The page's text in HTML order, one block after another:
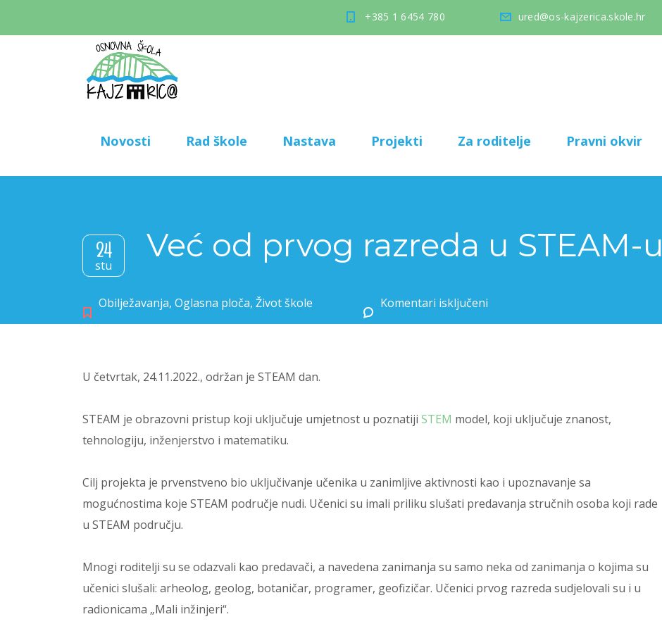
+385 1 6454 780 ured@os-kajzerica.skole.hr
Novosti Rad škole Nastava Projekti Za roditelje Pravni okvir
24
stu
Već od prvog razreda u STEAM-u
Obilježavanja, Oglasna ploča, Život škole Komentari isključeni
U četvrtak, 24.11.2022., održan je STEAM dan.
STEAM je obrazovni pristup koji uključuje umjetnost u poznatiji STEM model, koji uključuje znanost,
tehnologiju, inženjerstvo i matematiku.
Cilj projekta je prvenstveno bio uključivanje učenika u zanimljive aktivnosti kao i upoznavanje sa
mogućnostima koje STEAM područje nudi. Učenici su imali priliku slušati predavanja stručnih osoba koji rade
u STEAM području.
Mnogi roditelji su se odazvali kao predavači, a navedena zanimanja su samo neka od zanimanja o kojima su
učenici slušali: arheolog, geolog, botaničar, programer, geofizičar. Učenici prvog razreda sudjelovali su i u
radionicama „Mali inžinjeri“.